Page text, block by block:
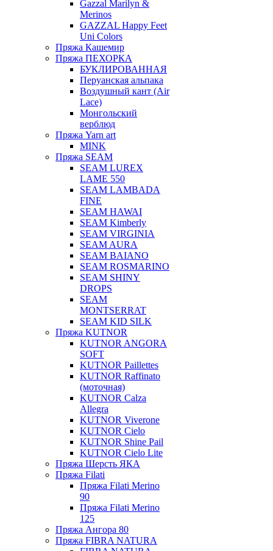
Gazzal Marilyn &
Merinos
GAZZAL Happy Feet
Uni Colors
Пряжа Кашемир
Пряжа ПЕХОРКА
БУКЛИРОВАННАЯ
Перуанская альпака
Воздушный кант (Air
Lace)
Монгольский
верблюд
Пряжа Yarn art
MINK
Пряжа SEAM
SEAM LUREX
LAME 550
SEAM LAMBADA
FINE
SEAM HAWAI
SEAM Kimberly
SEAM VIRGINIA
SEAM AURA
SEAM BAIANO
SEAM ROSMARINO
SEAM SHINY
DROPS
SEAM
MONTSERRAT
SEAM KID SILK
Пряжа KUTNOR
KUTNOR ANGORA
SOFT
KUTNOR Paillettes
KUTNOR Raffinato
(моточная)
KUTNOR Calza
Allegra
KUTNOR Viverone
KUTNOR Cielo
KUTNOR Shine Pail
KUTNOR Cielo Lite
Пряжа Шерсть ЯКА
Пряжа Filati
Пряжа Filati Merino
90
Пряжа Filati Merino
125
Пряжа Ангора 80
Пряжа FIBRA NATURA